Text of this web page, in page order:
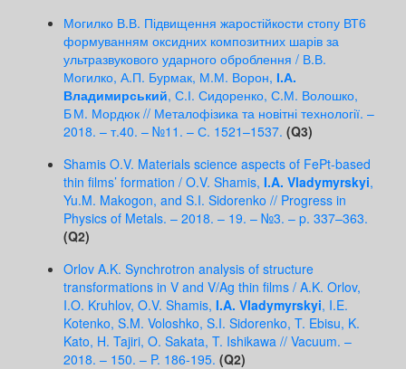
Могилко В.В. Підвищення жаростійкости стопу ВТ6
формуванням оксидних композитних шарів за
ультразвукового ударного оброблення / В.В.
Могилко, А.П. Бурмак, М.М. Ворон, І.А.
Владимирський, С.І. Сидоренко, С.М. Волошко,
Б М. Мордюк // Металофізика та новітні технології. –
2018. – т.40. – №11. – С. 1521–1537. (Q3)
Shamis O.V. Materials science aspects of FePt-based
thin films’ formation / O.V. Shamis, I.A. Vladymyrskyi,
Yu.M. Makogon, and S.I. Sidorenko // Progress in
Physics of Metals. – 2018. – 19. – №3. – p. 337–363.
(Q2)
Orlov A.K. Synchrotron analysis of structure
transformations in V and V/Ag thin films / A.K. Orlov,
I.O. Kruhlov, O.V. Shamis, I.A. Vladymyrskyi, I.E.
Kotenko, S.M. Voloshko, S.I. Sidorenko, T. Ebisu, K.
Kato, H. Tajiri, O. Sakata, T. Ishikawa // Vacuum. –
2018. – 150. – P. 186-195. (Q2)